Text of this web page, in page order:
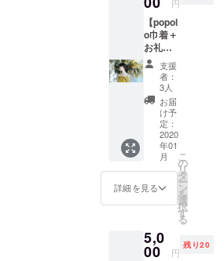
どこか寂し
さを感じる
ことがあり
ます。
そして若い
人たちから
はタイルの
価値がどん
どん薄れて
きていて
品が見られ
なくなって
い。
（個人
名、
ニック
ネー
ム、法
人や企
業名も
可能で
す）ご
了承く
ださ
い。 お
礼の手
日送ら
させて
す。 豆
皿 サイ
台湾に
行った
気持ち
でご支
援頂け
ると嬉
しいで
す！！
＊お名
前はこ
ちらで
記載し
ます。
時、必
ず備考
のお名
前をお
リーと
お礼の
手紙を
セット
にして
お届け
します
★限定
１５個
です！
円
【popol
o巾着＋
お礼の
手紙＋
アクセ
サリー
(レ
ディー
ス)】 ア
クセサ
リーは
こちら
でラン
ダムに
選んだ
ものを
いたし
ますの
支援
者：
3人
お届
け予
定：
2020
年01
月
詳細を見る
こ
の
リ
タ
ー
ン
を
選
択
す
る
5,0
00 円
残り20